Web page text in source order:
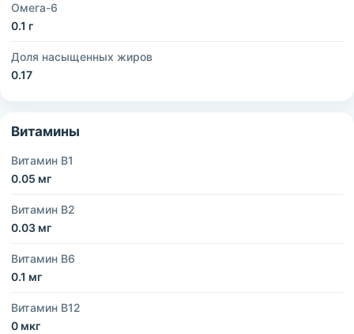
Омега-6
0.1 г
Доля насыщенных жиров
0.17
Витамины
Витамин B1
0.05 мг
Витамин B2
0.03 мг
Витамин B6
0.1 мг
Витамин B12
0 мкг